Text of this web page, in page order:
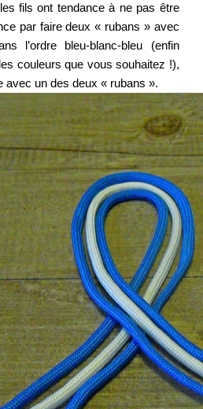
fils ont tendance à ne pas être
par faire deux « rubans » avec
l’ordre bleu-blanc-bleu (enfin
couleurs que vous souhaitez !),
avec un des deux « rubans ».